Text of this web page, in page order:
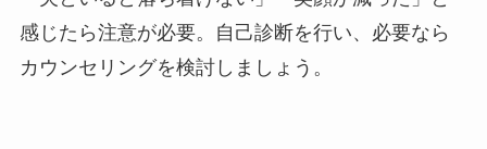
感じたら注意が必要。自己診断を行い、必要なら
カウンセリングを検討しましょう。